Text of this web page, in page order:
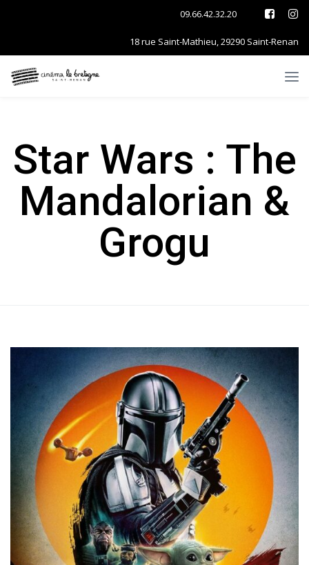
09.66.42.32.20
18 rue Saint-Mathieu, 29290 Saint-Renan
Star Wars : The
Mandalorian &
Grogu